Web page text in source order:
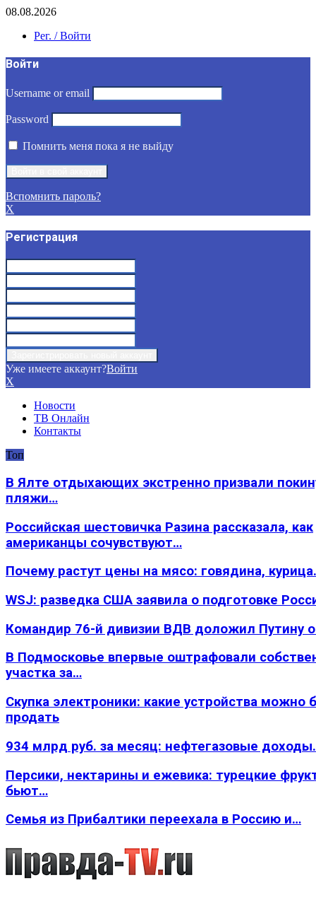
08.08.2026
Рег. / Войти
Войти
Username or email
Password
Помнить меня пока я не выйду
Вспомнить пароль?
X
Регистрация
Уже имеете аккаунт?Войти
X
Новости
ТВ Онлайн
Контакты
Топ
В Ялте отдыхающих экстренно призвали
пляжи…
Российская шестовичка Разина рассказала, как
американцы сочувствуют…
Почему растут цены на мясо: говядина,
WSJ: разведка США заявила о подготовке
Командир 76-й дивизии ВДВ доложил Путину
В Подмосковье впервые оштрафовали
участка за…
Скупка электроники: какие устройства можно
продать
934 млрд руб. за месяц: нефтегазовые
Персики, нектарины и ежевика: турецкие
бьют…
Семья из Прибалтики переехала в Россию и…